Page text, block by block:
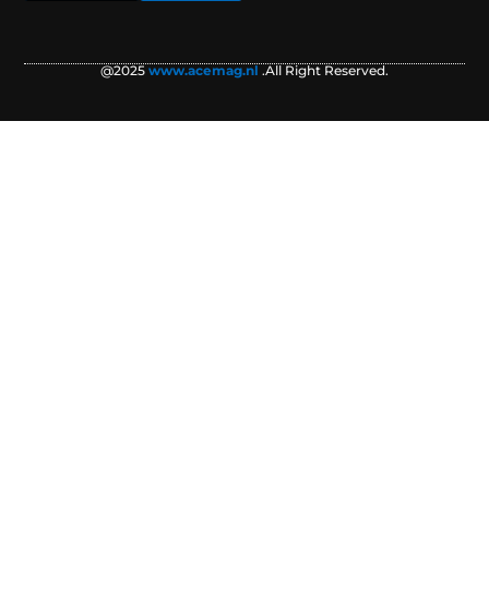
@2025www.acemag.nl .All Right Reserved.